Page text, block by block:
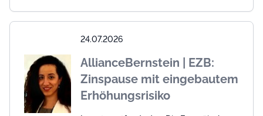
24.07.2026
AllianceBernstein | EZB:
Zinspause mit eingebautem
Erhöhungsrisiko